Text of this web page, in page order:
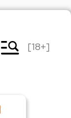
[18+]